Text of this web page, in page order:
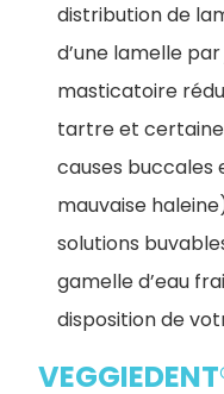
distribution de
d’une lamelle
masticatoire
tartre et
causes buccales
mauvaise
solutions
gamelle d’eau
disposition de